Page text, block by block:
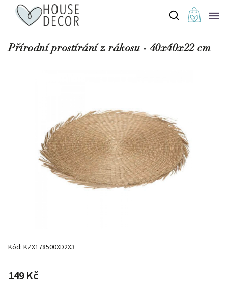
Přírodní prostírání z rákosu - 40x40x22 cm
Kód: KZX178500XD2X3
149 Kč